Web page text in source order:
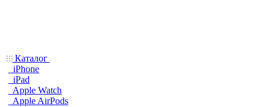
Каталог
iPhone
iPad
Apple Watch
Apple AirPods